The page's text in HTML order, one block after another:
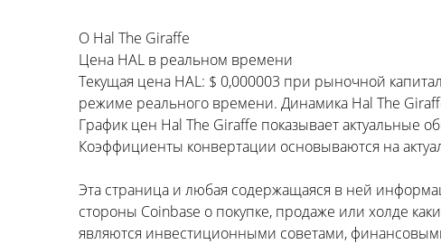
О Hal The Giraffe
Цена HAL в реальном времени
Текущая цена HAL: $ 0,000003 при рыночной
режиме реального времени. Динамика Hal The
График цен Hal The Giraffe показывает актуальные
Коэффициенты конвертации основываются на
Эта страница и любая содержащаяся в ней
стороны Coinbase о покупке, продаже или холде
являются инвестиционными советами,